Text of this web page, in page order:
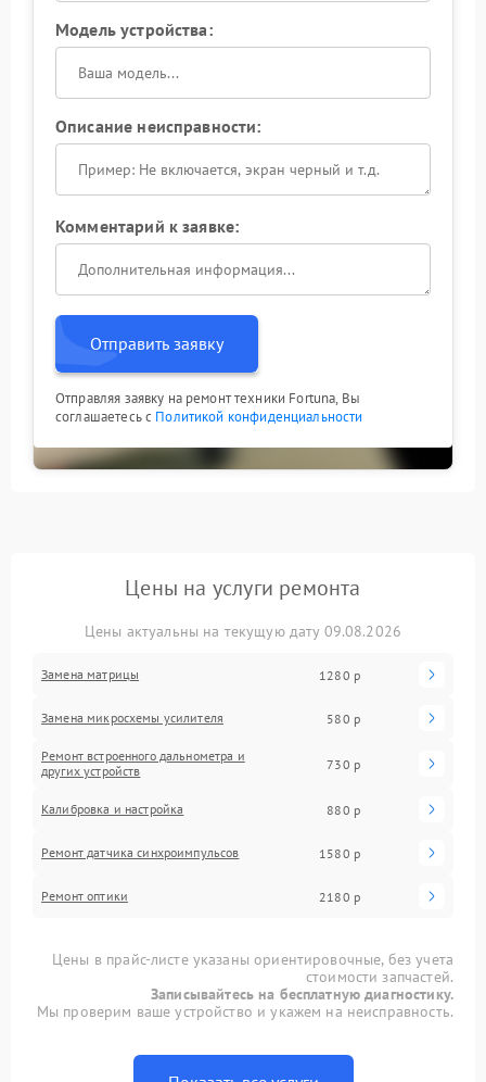
Модель устройства:
Описание неисправности:
Комментарий к заявке:
Отправить заявку
Отправляя заявку на ремонт техники Fortuna, Вы
соглашаетесь с Политикой конфиденциальности
Цены на услуги ремонта
Цены актуальны на текущую дату 09.08.2026
Замена матрицы 1280 р
Замена микросхемы усилителя 580 р
Ремонт встроенного дальнометра и
других устройств
730 р
Калибровка и настройка 880 р
Ремонт датчика синхроимпульсов 1580 р
Ремонт оптики 2180 р
Цены в прайс-листе указаны ориентировочные, без учета
стоимости запчастей.
Записывайтесь на бесплатную диагностику.
Мы проверим ваше устройство и укажем на неисправность.